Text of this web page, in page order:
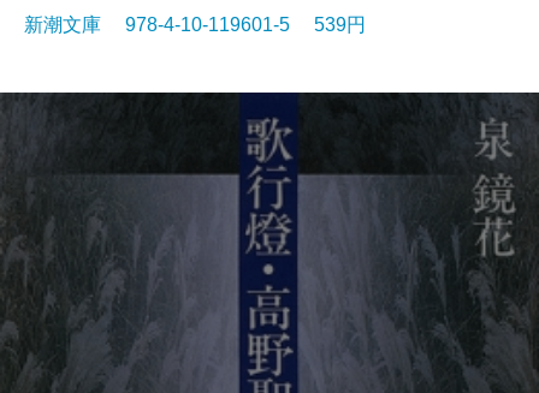
新潮文庫 978-4-10-119601-5 539円